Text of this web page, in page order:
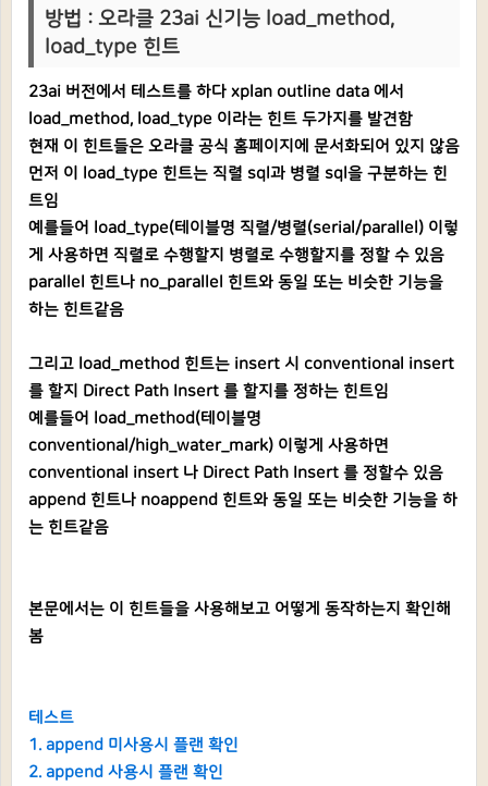
방법 : 오라클 23ai 신기능 load_method,
load_type 힌트
23ai 버전에서 테스트를 하다 xplan outline data 에서
load_method, load_type 이라는 힌트 두가지를 발견함
현재 이 힌트들은 오라클 공식 홈페이지에 문서화되어 있지 않음
먼저 이 load_type 힌트는 직렬 sql과 병렬 sql을 구분하는 힌
트임
예를들어 load_type(테이블명 직렬/병렬(serial/parallel) 이렇
게 사용하면 직렬로 수행할지 병렬로 수행할지를 정할 수 있음
parallel 힌트나 no_parallel 힌트와 동일 또는 비슷한 기능을
하는 힌트같음
그리고 load_method 힌트는 insert 시 conventional insert
를 할지 Direct Path Insert 를 할지를 정하는 힌트임
예를들어 load_method(테이블명
conventional/high_water_mark) 이렇게 사용하면
conventional insert 나 Direct Path Insert 를 정할수 있음
append 힌트나 noappend 힌트와 동일 또는 비슷한 기능을 하
는 힌트같음
본문에서는 이 힌트들을 사용해보고 어떻게 동작하는지 확인해
봄
테스트
1. append 미사용시 플랜 확인
2. append 사용시 플랜 확인